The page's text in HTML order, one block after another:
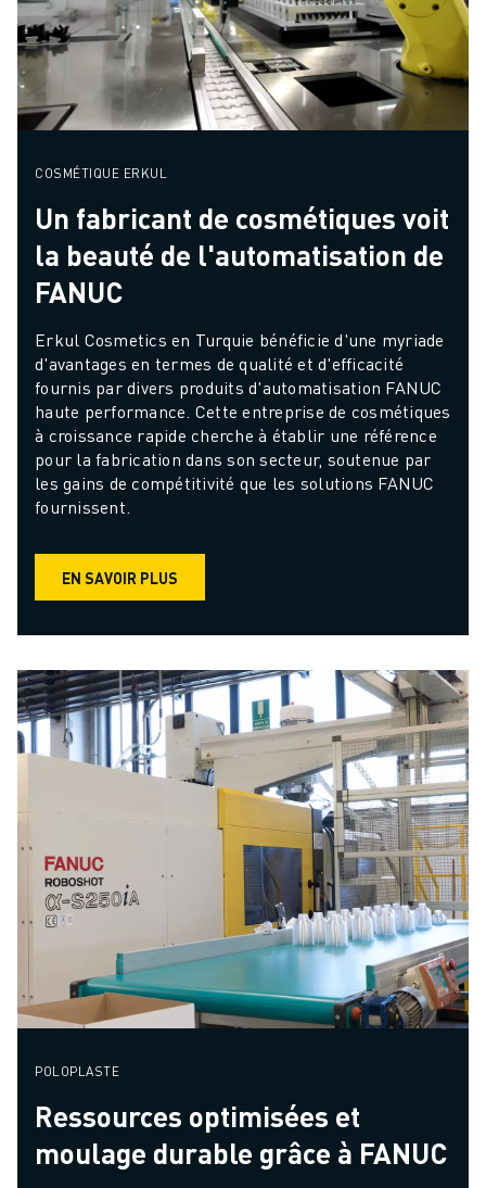
COSMÉTIQUE ERKUL
Un fabricant de cosmétiques voit
la beauté de l'automatisation de
FANUC
Erkul Cosmetics en Turquie bénéficie d'une myriade
d'avantages en termes de qualité et d'efficacité
fournis par divers produits d'automatisation FANUC
haute performance. Cette entreprise de cosmétiques
à croissance rapide cherche à établir une référence
pour la fabrication dans son secteur, soutenue par
les gains de compétitivité que les solutions FANUC
fournissent.
EN SAVOIR PLUS
POLOPLASTE
Ressources optimisées et
moulage durable grâce à FANUC